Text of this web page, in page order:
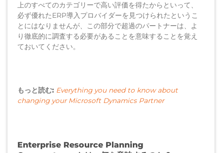
上のすべてのカテゴリーで高い評価を得たからといって、
必ず優れたERP導入プロバイダーを見つけられたというこ
とにはなりませんが、この部分で超過のパートナーは、よ
り徹底的に調査する必要があることを意味することを覚え
ておいてください。
もっと読む: Everything you need to know about
changing your Microsoft Dynamics Partner
Enterprise Resource Planning